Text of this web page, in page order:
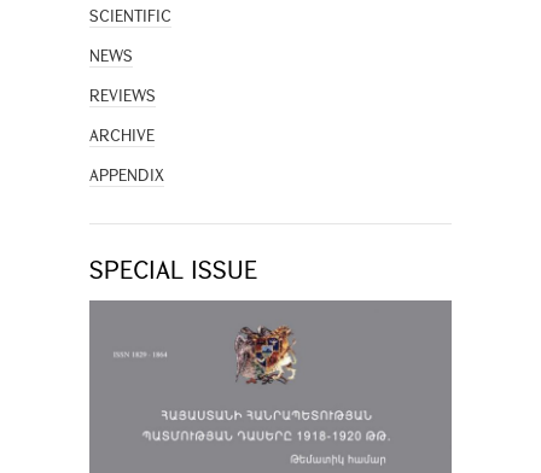
SCIENTIFIC
NEWS
REVIEWS
ARCHIVE
APPENDIX
SPECIAL ISSUE